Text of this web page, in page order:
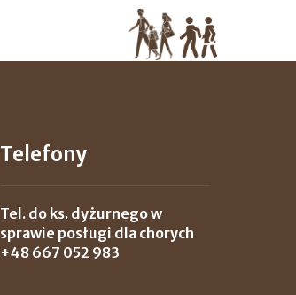
Telefony
Tel. do ks. dyżurnego w
sprawie posługi dla chorych
+48 667 052 983